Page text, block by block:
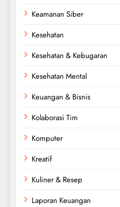
Keamanan Siber
Kesehatan
Kesehatan & Kebugaran
Kesehatan Mental
Keuangan & Bisnis
Kolaborasi Tim
Komputer
Kreatif
Kuliner & Resep
Laporan Keuangan